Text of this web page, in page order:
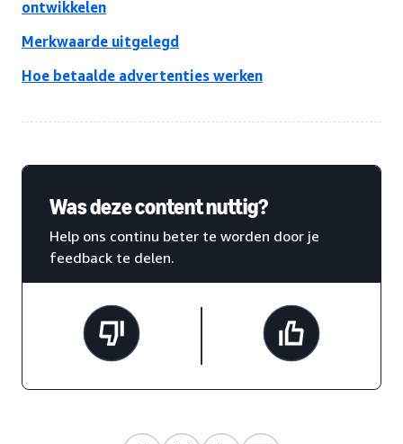
ontwikkelen
Merkwaarde uitgelegd
Hoe betaalde advertenties werken
Was deze content nuttig?
Help ons continu beter te worden door je
feedback te delen.